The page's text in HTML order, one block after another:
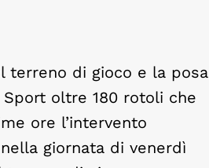
terreno di gioco e la posa
Sport oltre 180 rotoli che
ore l’intervento
giornata di venerdì